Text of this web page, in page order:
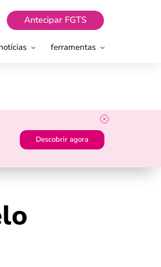
Antecipar FGTS
ferramentas
Descobrir agora